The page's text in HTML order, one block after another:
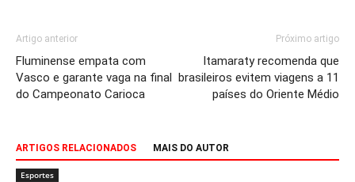
Artigo anterior
Fluminense empata com
Vasco e garante vaga na final
do Campeonato Carioca
Próximo artigo
Itamaraty recomenda que
brasileiros evitem viagens a 11
países do Oriente Médio
ARTIGOS RELACIONADOS MAIS DO AUTOR
Esportes